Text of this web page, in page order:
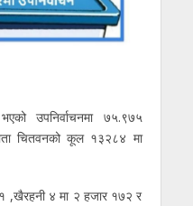
उपनिर्वाचनमा ७५.९७५
चितवनको कूल १३२८४ मा
,खैरहनी ४ मा २ हजार १७२ र